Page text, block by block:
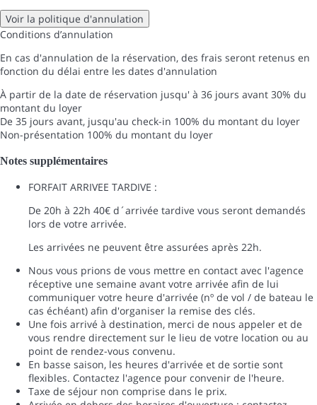
Voir la politique d'annulation
Conditions d’annulation
En cas d'annulation de la réservation, des frais seront retenus en
fonction du délai entre les dates d'annulation
À partir de la date de réservation jusqu' à 36 jours avant 30% du
montant du loyer
De 35 jours avant, jusqu'au check-in 100% du montant du loyer
Non-présentation 100% du montant du loyer
Notes supplémentaires
FORFAIT ARRIVEE TARDIVE :
De 20h à 22h 40€ d´arrivée tardive vous seront demandés
lors de votre arrivée.
Les arrivées ne peuvent être assurées après 22h.
Nous vous prions de vous mettre en contact avec l'agence
réceptive une semaine avant votre arrivée afin de lui
communiquer votre heure d'arrivée (nº de vol / de bateau le
cas échéant) afin d'organiser la remise des clés.
Une fois arrivé à destination, merci de nous appeler et de
vous rendre directement sur le lieu de votre location ou au
point de rendez-vous convenu.
En basse saison, les heures d'arrivée et de sortie sont
flexibles. Contactez l'agence pour convenir de l'heure.
Taxe de séjour non comprise dans le prix.